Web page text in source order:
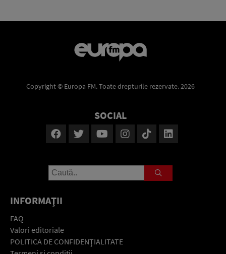
Copyright © Europa FM. Toate drepturile rezervate. 2026
SOCIAL
INFORMAŢII
FAQ
Valori editoriale
POLITICA DE CONFIDENŢIALITATE